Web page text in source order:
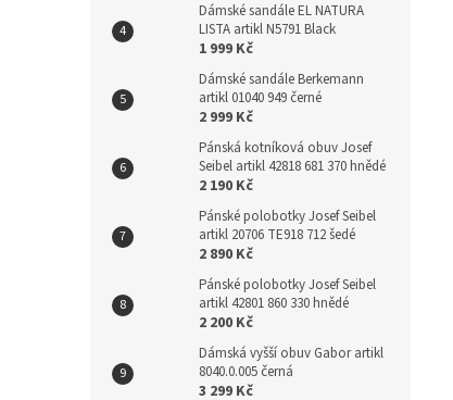
Dámské sandále EL NATURA
LISTA artikl N5791 Black
1 999 Kč
Dámské sandále Berkemann
artikl 01040 949 černé
2 999 Kč
Pánská kotníková obuv Josef
Seibel artikl 42818 681 370 hnědé
2 190 Kč
Pánské polobotky Josef Seibel
artikl 20706 TE918 712 šedé
2 890 Kč
Pánské polobotky Josef Seibel
artikl 42801 860 330 hnědé
2 200 Kč
Dámská vyšší obuv Gabor artikl
8040.0.005 černá
3 299 Kč